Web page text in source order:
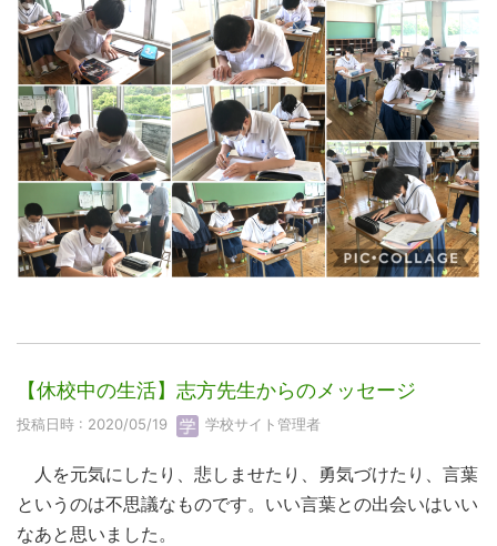
【休校中の生活】志方先生からのメッセージ
投稿日時 : 2020/05/19 学校サイト管理者
人を元気にしたり、悲しませたり、勇気づけたり、言葉
というのは不思議なものです。いい言葉との出会いはいい
なあと思いました。